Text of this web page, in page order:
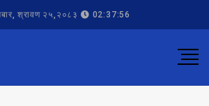
श्रावण २५,२०८३ 02:37:56